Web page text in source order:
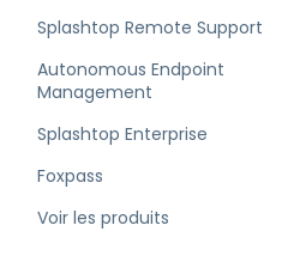
Splashtop Remote Support
Autonomous Endpoint
Management
Splashtop Enterprise
Foxpass
Voir les produits